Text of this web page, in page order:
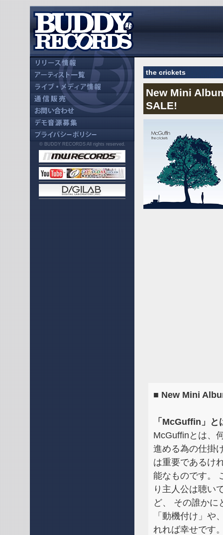
the crickets
New Mini
SALE!
■ New Mini
「McGuffin」と
McGuffinとは、
進める為の仕掛
は重要であるけ
能なものです。
り主人公は聴い
ど、 その誰かに
「動機付け」
れれば幸せです
© BUDDY RECORDS All rights reserved.